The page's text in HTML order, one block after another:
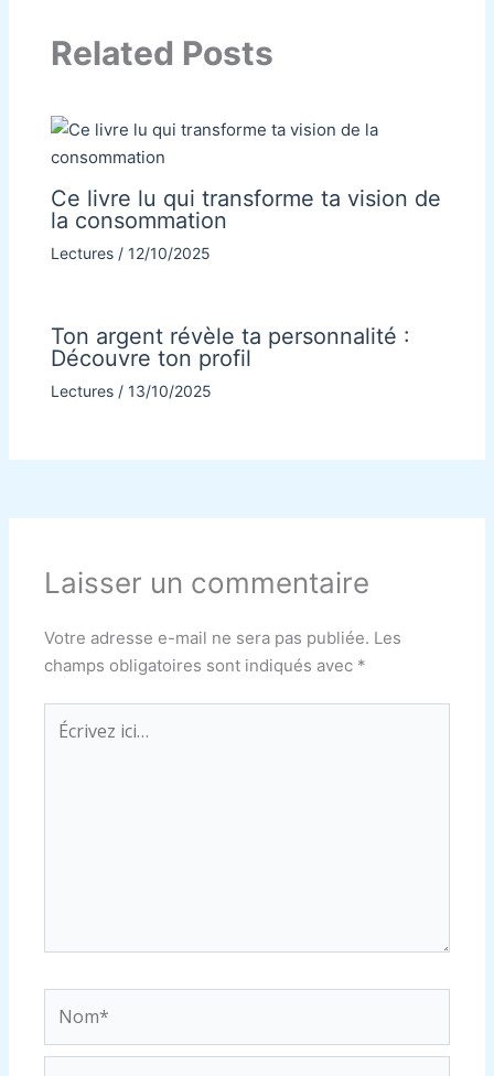
Related Posts
Ce livre lu qui transforme ta vision de
la consommation
Lectures/ 12/10/2025
Ton argent révèle ta personnalité :
Découvre ton profil
Lectures/ 13/10/2025
Laisser un commentaire
Votre adresse e-mail ne sera pas publiée. Les
champs obligatoires sont indiqués avec *
Écrivez
ici…